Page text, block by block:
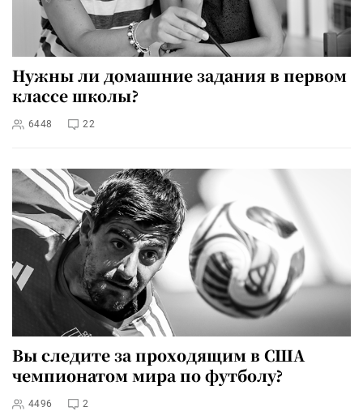
Нужны ли домашние задания в первом
классе школы?
6448 22
Вы следите за проходящим в США
чемпионатом мира по футболу?
4496 2